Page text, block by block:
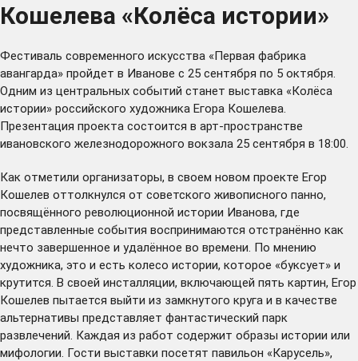
Кошелева «Колёса истории»
Фестиваль современного искусства «Первая фабрика
авангарда» пройдет в Иванове с 25 сентября по 5 октября.
Одним из центральных событий станет выставка «Колёса
истории» российского художника Егора Кошелева.
Презентация проекта состоится в арт-пространстве
ивановского железнодорожного вокзала 25 сентября в 18:00.
Как отметили организаторы, в своем новом проекте Егор
Кошелев оттолкнулся от советского живописного панно,
посвящённого революционной истории Иванова, где
представленные события воспринимаются отстранённо как
нечто завершенное и удалённое во времени. По мнению
художника, это и есть колесо истории, которое «буксует» и
крутится. В своей инсталляции, включающей пять картин, Егор
Кошелев пытается выйти из замкнутого круга и в качестве
альтернативы представляет фантастический парк
развлечений. Каждая из работ содержит образы истории или
мифологии. Гости выставки посетят павильон «Карусель»,